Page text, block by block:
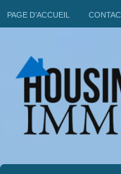
PAGE D’ACCUEIL